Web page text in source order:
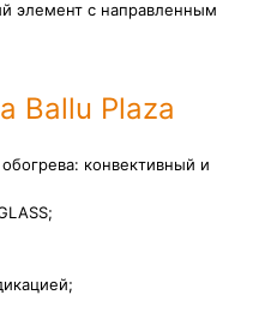
элемент с направленным
Ballu Plaza
конвективный и